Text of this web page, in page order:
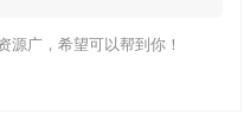
广，希望可以帮到你！